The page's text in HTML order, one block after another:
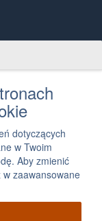
dotyczących
w Twoim
Aby zmienić
zaawansowane